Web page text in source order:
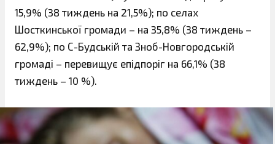
15,9% (38 тиждень на 21,5%); по селах
Шосткинської громади – на 35,8% (38 тиждень –
62,9%); по С-Будській та Зноб-Новгородській
громаді – перевищує епідпоріг на 66,1% (38
тиждень – 10 %).